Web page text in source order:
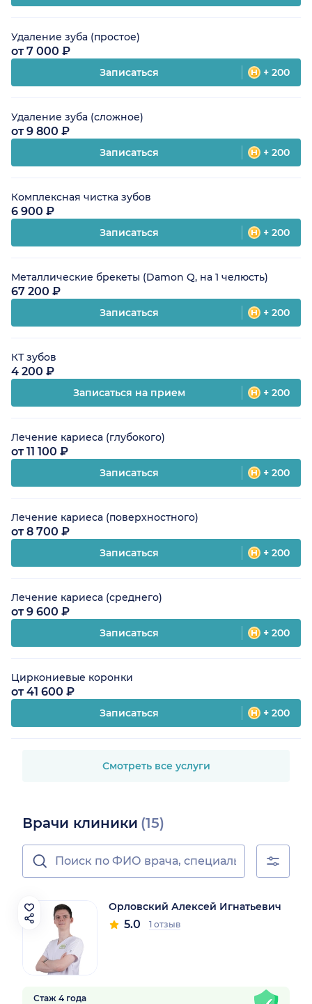
Удаление зуба (простое)
от 7 000 ₽
Записаться + 200
Удаление зуба (сложное)
от 9 800 ₽
Записаться + 200
Комплексная чистка зубов
6 900 ₽
Записаться + 200
Металлические брекеты (Damon Q, на 1 челюсть)
67 200 ₽
Записаться + 200
КТ зубов
4 200 ₽
Записаться на прием + 200
Лечение кариеса (глубокого)
от 11 100 ₽
Записаться + 200
Лечение кариеса (поверхностного)
от 8 700 ₽
Записаться + 200
Лечение кариеса (среднего)
от 9 600 ₽
Записаться + 200
Циркониевые коронки
от 41 600 ₽
Записаться + 200
Смотреть все услуги
Врачи клиники (15)
Орловский Алексей Игнатьевич
5.0 1 отзыв
Стаж 4 года